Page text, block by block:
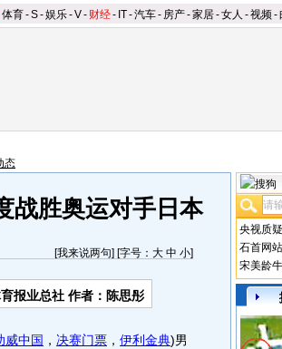
体育-S-娱乐-V- 财经- IT-汽车- 房产-家居-女人 -视频-
态
战胜奥运对手日本
[我来说两句] [字号： 大 中 小]
报业总社 作者：陈思彤
威中国 ， 决赛门票 ， 伊利金典)男
央视质
石首网
宋美龄